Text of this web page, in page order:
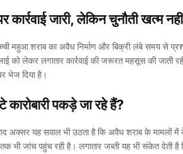
कार्रवाई जारी, लेकिन चुनौती खत्म नहीं
महुआ शराब का अवैध निर्माण और बिक्री लंबे समय
को लेकर लगातार कार्रवाई की जरूरत महसूस की जाती
भेज दिया है।
कारोबारी पकड़े जा रहे हैं?
बाद अक्सर यह सवाल भी उठता है कि अवैध शराब के मामलों
भी जांच पहुंच रही है। लगातार जब्ती यह भी संकेत देती